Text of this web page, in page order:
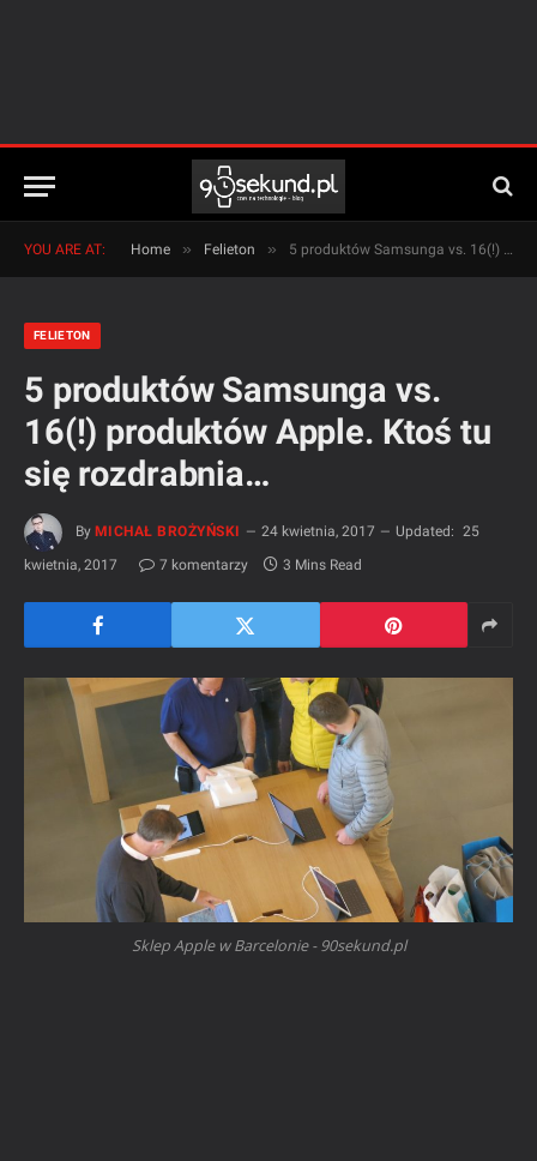
YOU ARE AT: Home » Felieton » 5 produktów Samsunga vs. 16(!) produktów Apple. Ktoś tu się rozdrabnia…
FELIETON
5 produktów Samsunga vs.
16(!) produktów Apple. Ktoś tu
się rozdrabnia…
By MICHAŁ BROŻYŃSKI 24 kwietnia, 2017 Updated: 25
kwietnia, 2017
7 komentarzy 3 Mins Read
Sklep Apple w Barcelonie - 90sekund.pl